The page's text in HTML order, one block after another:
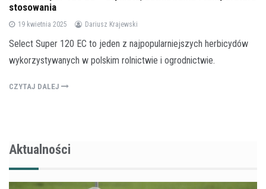
stosowania
19 kwietnia 2025 Dariusz Krajewski
Select Super 120 EC to jeden z najpopularniejszych herbicydów
wykorzystywanych w polskim rolnictwie i ogrodnictwie.
CZYTAJ DALEJ
Aktualności